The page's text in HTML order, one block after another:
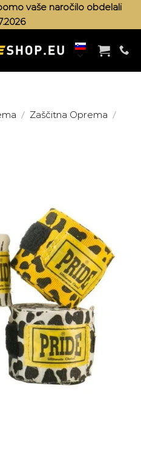
vaše naročilo obdelali
/ Zaščitna Oprema /